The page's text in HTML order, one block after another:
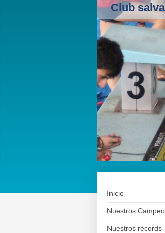
Club
Inicio
Nuestros
Nuestros récords